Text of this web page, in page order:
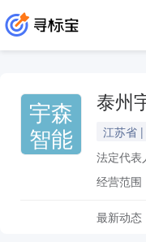
宇森
智能
泰州
江苏省
法定代表
经营范围
最新动态